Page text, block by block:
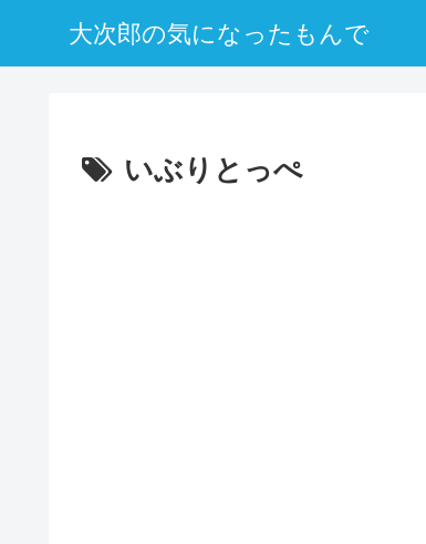
大次郎の気になったもんで
いぶりとっぺ